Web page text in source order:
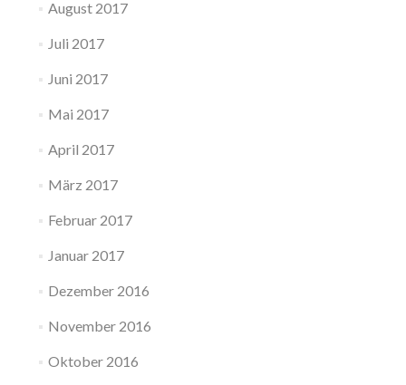
August 2017
Juli 2017
Juni 2017
Mai 2017
April 2017
März 2017
Februar 2017
Januar 2017
Dezember 2016
November 2016
Oktober 2016